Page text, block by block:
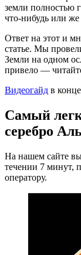
земли полностью
что-нибудь или же
Ответ на этот и
статье. Мы
Земли на одном
привело —
Видеогайд в
Самый
серебро
На нашем сайте
течении 7 минут,
оператору.